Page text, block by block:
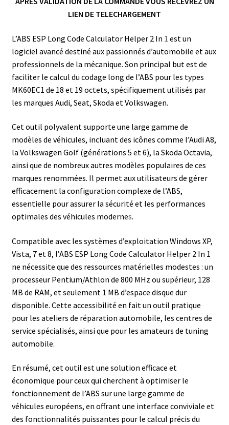
LIEN DE TELECHARGEMENT
L’ABS ESP Long Code Calculator Helper 2 In 1 est un
logiciel avancé destiné aux passionnés d’automobile et aux
professionnels de la mécanique. Son principal but est de
faciliter le calcul du codage long de l’ABS pour les types
MK60EC1 de 18 et 19 octets, spécifiquement utilisés par
les marques Audi, Seat, Skoda et Volkswagen.
Cet outil polyvalent supporte une large gamme de
modèles de véhicules, incluant des icônes comme l’Audi A8,
la Volkswagen Golf (générations 5 et 6), la Skoda Octavia,
ainsi que de nombreux autres modèles populaires de ces
marques renommées. Il permet aux utilisateurs de gérer
efficacement la configuration complexe de l’ABS,
essentielle pour assurer la sécurité et les performances
optimales des véhicules modernes.
Compatible avec les systèmes d’exploitation Windows XP,
Vista, 7 et 8, l’ABS ESP Long Code Calculator Helper 2 In 1
ne nécessite que des ressources matérielles modestes : un
processeur Pentium/Athlon de 800 MHz ou supérieur, 128
MB de RAM, et seulement 1 MB d’espace disque dur
disponible. Cette accessibilité en fait un outil pratique
pour les ateliers de réparation automobile, les centres de
service spécialisés, ainsi que pour les amateurs de tuning
automobile.
En résumé, cet outil est une solution efficace et
économique pour ceux qui cherchent à optimiser le
fonctionnement de l’ABS sur une large gamme de
véhicules européens, en offrant une interface conviviale et
des fonctionnalités puissantes pour le calcul précis du